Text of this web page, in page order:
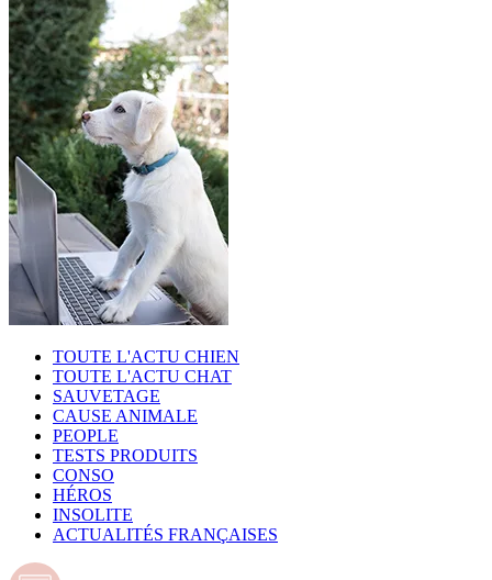
TOUTE L'ACTU CHIEN
TOUTE L'ACTU CHAT
SAUVETAGE
CAUSE ANIMALE
PEOPLE
TESTS PRODUITS
CONSO
HÉROS
INSOLITE
ACTUALITÉS FRANÇAISES